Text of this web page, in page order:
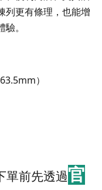
列更有條理，也能增
。
）
單前先透過官